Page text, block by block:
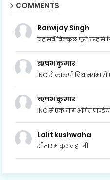
COMMENTS
Ranvijay Singh
यह सर्वे बिल्कुल पूरी तरह से
ऋषभ कुमार
INC से कालपी विधानसभा से
ऋषभ कुमार
INC से एक नाम अमित
Lalit kushwaha
सीताराम कुशवाहा जी